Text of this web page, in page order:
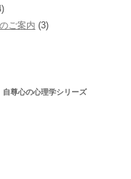
ご案内 (3)
尊心の心理学シリーズ